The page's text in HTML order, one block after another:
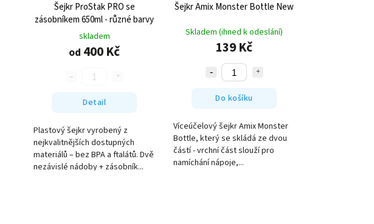
Šejkr ProStak PRO se
zásobníkem 650ml - různé barvy
skladem
od 400 Kč
Detail
Plastový šejkr vyrobený z
nejkvalitnějších dostupných
materiálů – bez BPA a ftalátů. Dvě
nezávislé nádoby + zásobník...
Šejkr Amix Monster Bottle New
Skladem (ihned k odeslání)
139 Kč
Do košíku
Víceúčelový šejkr Amix Monster
Bottle, který se skládá ze dvou
částí - vrchní část slouží pro
namíchání nápoje,...